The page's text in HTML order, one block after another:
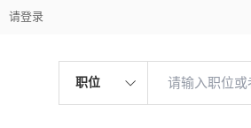
请登录
职位